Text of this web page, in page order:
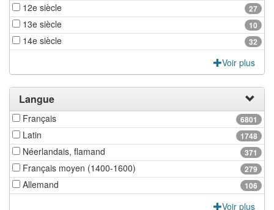
27
12e siècle
10
13e siècle
32
14e siècle
Voir plus
Langue
6801
Français
1748
Latin
371
Néerlandais, flamand
279
Français moyen (1400-1600)
106
Allemand
Voir plus